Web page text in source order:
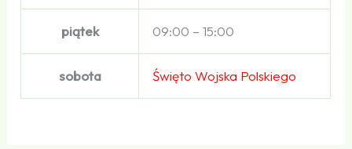
piątek 09:00 – 15:00
sobota Święto Wojska Polskiego